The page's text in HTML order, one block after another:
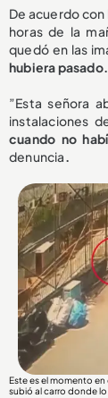
De acuerdo
horas de la
quedó en las
hubiera pasado.
”Esta señora
instalaciones
cuando no
denuncia.
Este es el momento
subió al carro donde lo